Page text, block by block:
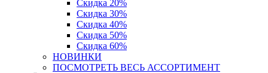
Скидка 20%
Скидка 30%
Скидка 40%
Скидка 50%
Скидка 60%
НОВИНКИ
ПОСМОТРЕТЬ ВЕСЬ АССОРТИМЕНТ